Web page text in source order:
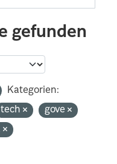
gefunden
Kategorien:
tech
gove